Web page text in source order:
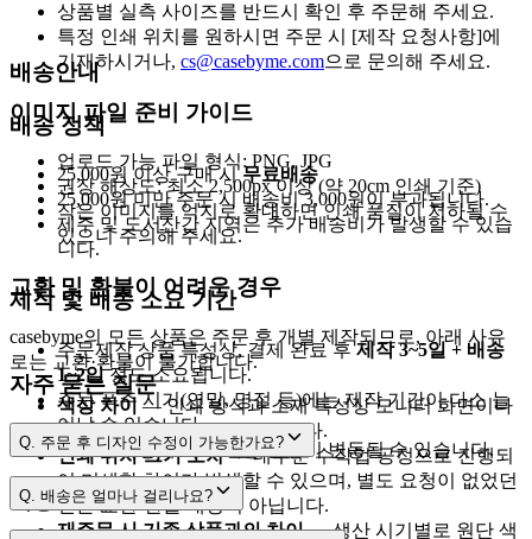
상품별 실측 사이즈를 반드시 확인 후 주문해 주세요.
특정 인쇄 위치를 원하시면 주문 시 [제작 요청사항]에
기재하시거나, cs@casebyme.com으로 문의해 주세요.
이미지 파일 준비 가이드
업로드 가능 파일 형식: PNG, JPG
권장 해상도: 최소 2,500px 이상 (약 20cm 인쇄 기준)
작은 이미지를 억지로 확대하면 인쇄 품질이 저하될 수
있으니 주의해 주세요.
교환 및 환불이 어려운 경우
casebyme의 모든 상품은 주문 후 개별 제작되므로, 아래 사유
로는 교환·환불이 불가합니다.
색상 차이 — 인쇄 방식과 소재 특성상 모니터 화면이나
출력물과 차이가 날 수 있습니다.
인쇄 위치·크기 오차— 대부분 수작업 공정으로 진행되
어 미세한 차이가 발생할 수 있으며, 별도 요청이 없었던
건은 교환·환불 대상이 아닙니다.
재주문 시 기존 상품과의 차이— 생산 시기별로 원단 색
배송안내
배송 정책
25,000원 이상 구매 시무료배송
25,000원 미만 주문 시 배송비 3,000원이 부과됩니다.
제주 및 도서산간 지역은 추가 배송비가 발생할 수 있습
니다.
제작 및 배송 소요 기간
주문제작 상품 특성상, 결제 완료 후제작 3~5일 + 배송
1~2일정도 소요됩니다.
주문 폭주 시기(연말, 명절 등)에는 제작 기간이 다소 늘
어날 수 있습니다.
택배사 사정에 따라 배송 일정이 변동될 수 있습니다.
배송 조회
자주 묻는 질문
Q. 주문 후 디자인 수정이 가능한가요?
[제작준비중]
Q. 배송은 얼마나 걸리나요?